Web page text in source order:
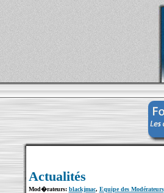
Actualités
Mod�rateurs: blackjmac, Equipe des Modérateurs